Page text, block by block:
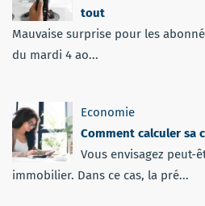
tout
Mauvaise surprise pour les
du mardi 4 ao...
Economie
Comment calculer sa
Vous envisagez peut-
immobilier. Dans ce cas, la pré...